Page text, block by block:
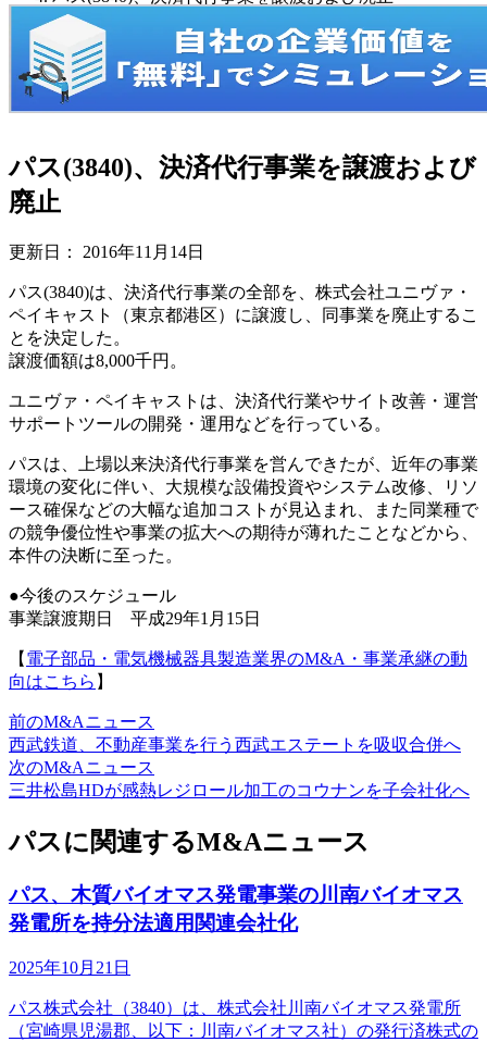
パス(3840)、決済代行事業を譲渡および
廃止
更新日： 2016年11月14日
パス(3840)は、決済代行事業の全部を、株式会社ユニヴァ・
ペイキャスト（東京都港区）に譲渡し、同事業を廃止するこ
とを決定した。
譲渡価額は8,000千円。
ユニヴァ・ペイキャストは、決済代行業やサイト改善・運営
サポートツールの開発・運用などを行っている。
パスは、上場以来決済代行事業を営んできたが、近年の事業
環境の変化に伴い、大規模な設備投資やシステム改修、リソ
ース確保などの大幅な追加コストが見込まれ、また同業種で
の競争優位性や事業の拡大への期待が薄れたことなどから、
本件の決断に至った。
●今後のスケジュール
事業譲渡期日 平成29年1月15日
【 電子部品・電気機械器具製造業界のM&A・事業承継の動
向はこちら 】
前のM&Aニュース
西武鉄道、不動産事業を行う西武エステートを吸収合併へ
次のM&Aニュース
三井松島HDが感熱レジロール加工のコウナンを子会社化へ
パスに関連するM&Aニュース
パス、木質バイオマス発電事業の川南バイオマス
発電所を持分法適用関連会社化
2025年10月21日
パス株式会社（3840）は、株式会社川南バイオマス発電所
（宮崎県児湯郡、以下：川南バイオマス社）の発行済株式の